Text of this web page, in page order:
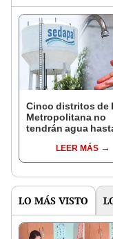
Cinco distritos de
Metropolitana no
tendrán agua
mayo, según
revisa zonas
LEER MÁS
LO MÁS VISTO